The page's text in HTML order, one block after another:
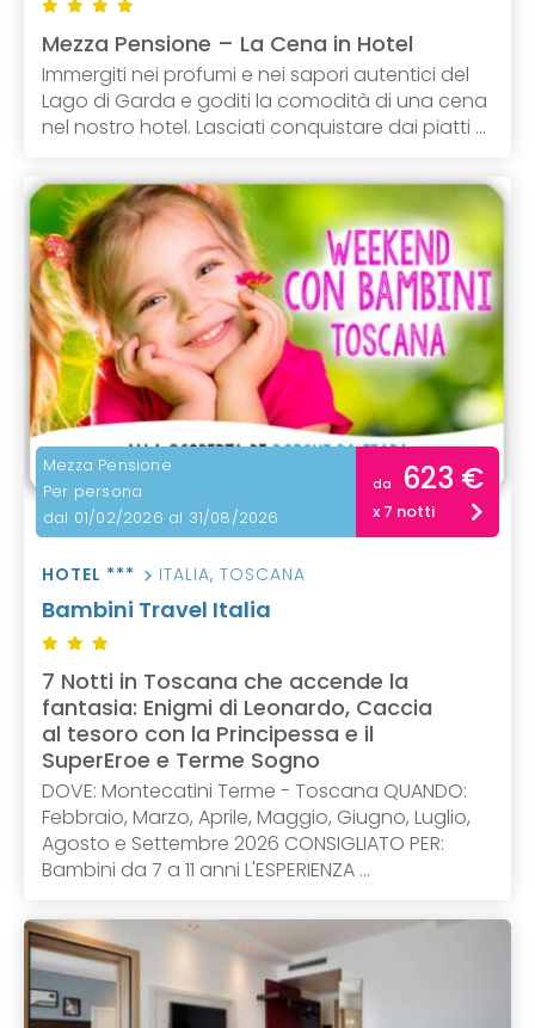
Mezza Pensione – La Cena in Hotel
Immergiti nei profumi e nei sapori autentici del
Lago di Garda e goditi la comodità di una cena
nel nostro hotel. Lasciati conquistare dai piatti ...
Mezza Pensione
Per persona
dal 01/02/2026 al 31/08/2026
da 623 €
x 7 notti
HOTEL *** ITALIA, TOSCANA
Bambini Travel Italia
7 Notti in Toscana che accende la
fantasia: Enigmi di Leonardo, Caccia
al tesoro con la Principessa e il
SuperEroe e Terme Sogno
DOVE: Montecatini Terme - Toscana QUANDO:
Febbraio, Marzo, Aprile, Maggio, Giugno, Luglio,
Agosto e Settembre 2026 CONSIGLIATO PER:
Bambini da 7 a 11 anni L'ESPERIENZA ...